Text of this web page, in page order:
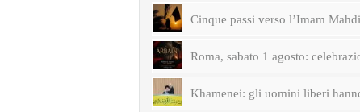
Cinque passi verso l’Imam
Roma, sabato 1 agosto:
Khamenei: gli uomini liberi